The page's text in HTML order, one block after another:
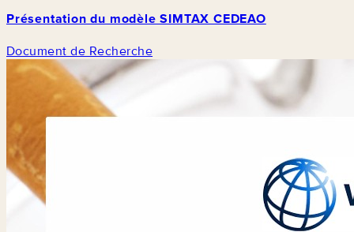
Présentation du modèle SIMTAX CEDEAO
Document de Recherche